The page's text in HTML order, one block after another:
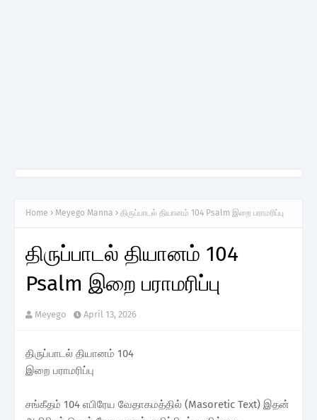
Home Meyego Manna திருப்பாடல் தியானம் 104 Psalm இறை பராமரிப்பு
திருப்பாடல் தியானம் 104
Psalm இறை பராமரிப்பு
Meyego April 13, 2026
திருப்பாடல் தியானம் 104
இறை பராமரிப்பு
சங்கீதம் 104 எபிரேய வேதாகமத்தில் (Masoretic Text) இதன்